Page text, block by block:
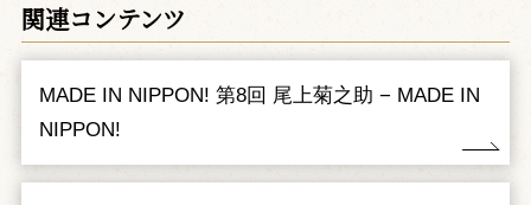
二、達陀（だったん）
の法会が行われています。
その堂内で、法会を取り仕切るのは僧の集慶。やがて、彼が東
大寺に所縁ある故人たちの名を記した過去帳を、高らかに読み上
関連コンテンツ
MADE IN NIPPON! 第8回 尾上菊之助 − MADE IN
NIPPON!